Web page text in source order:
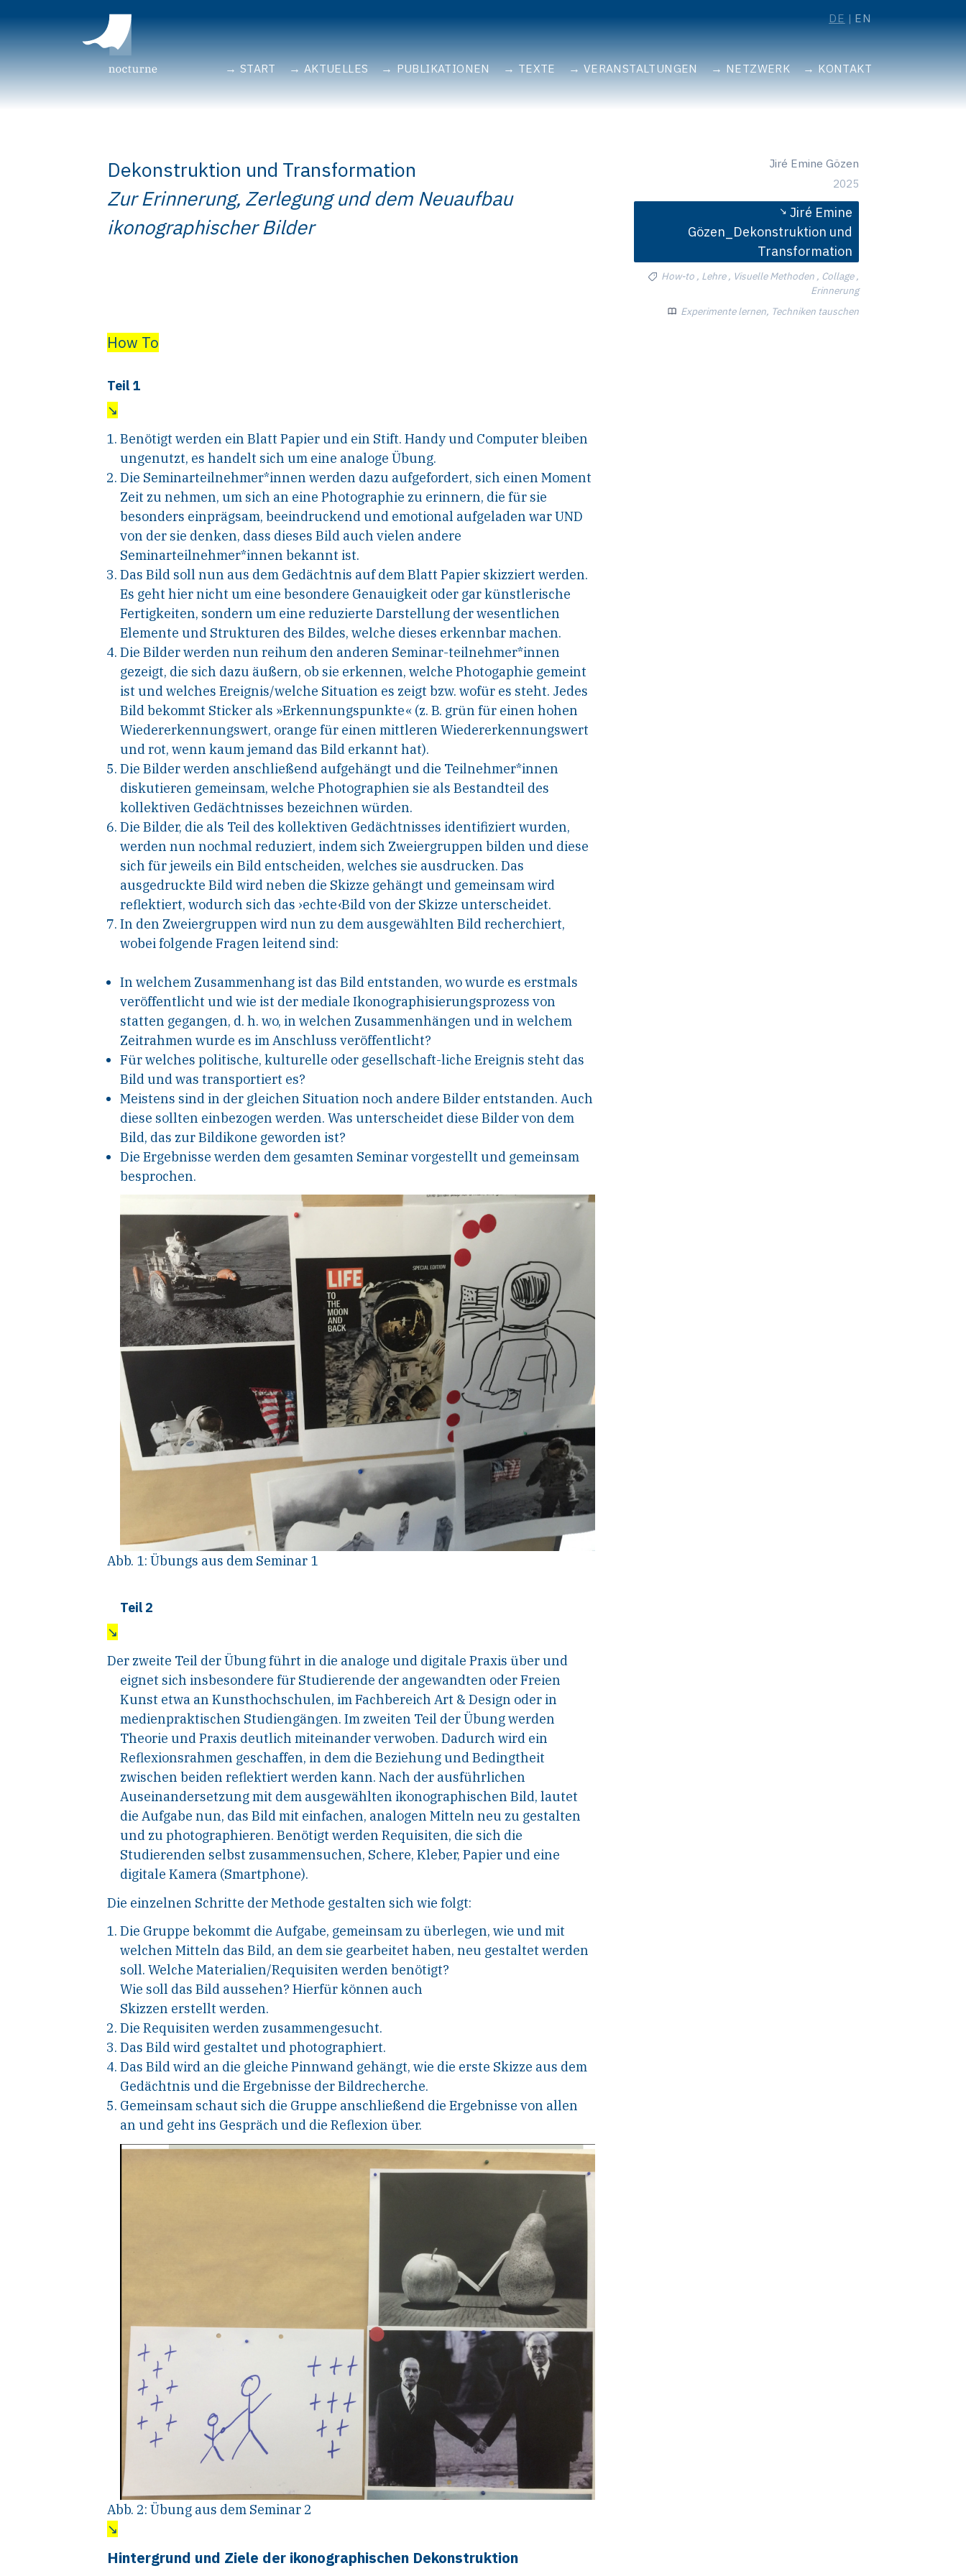
START AKTUELLES PUBLIKATIONEN TEXTE VERANSTALTUNGEN NETZWERK KONTAKT
DE EN
Dekonstruktion und Transformation
Zur Erinnerung, Zerlegung und dem Neuaufbau
ikonographischer Bilder
Jiré Emine Gözen
2025
Jiré Emine
Gözen_Dekonstruktion und
Transformation
How-to , Lehre , Visuelle Methoden , Collage ,
Erinnerung
Experimente lernen, Techniken tauschen
How To
Teil 1
↘
Benötigt werden ein Blatt Papier und ein Stift. Handy und Computer bleiben
ungenutzt, es handelt sich um eine analoge Übung.
Die Seminarteilnehmer*innen werden dazu aufgefordert, sich einen Moment
Zeit zu nehmen, um sich an eine Photographie zu erinnern, die für sie
besonders einprägsam, beeindruckend und emotional aufgeladen war UND
von der sie denken, dass dieses Bild auch vielen andere
Seminarteilnehmer*innen bekannt ist.
Das Bild soll nun aus dem Gedächtnis auf dem Blatt Papier skizziert werden.
Es geht hier nicht um eine besondere Genauigkeit oder gar künstlerische
Fertigkeiten, sondern um eine reduzierte Darstellung der wesentlichen
Elemente und Strukturen des Bildes, welche dieses erkennbar machen.
Die Bilder werden nun reihum den anderen Seminar-teilnehmer*innen
gezeigt, die sich dazu äußern, ob sie erkennen, welche Photogaphie gemeint
ist und welches Ereignis/welche Situation es zeigt bzw. wofür es steht. Jedes
Bild bekommt Sticker als »Erkennungspunkte« (z. B. grün für einen hohen
Wiedererkennungswert, orange für einen mittleren Wiedererkennungswert
und rot, wenn kaum jemand das Bild erkannt hat).
Die Bilder werden anschließend aufgehängt und die Teilnehmer*innen
diskutieren gemeinsam, welche Photographien sie als Bestandteil des
kollektiven Gedächtnisses bezeichnen würden.
Die Bilder, die als Teil des kollektiven Gedächtnisses identifiziert wurden,
werden nun nochmal reduziert, indem sich Zweiergruppen bilden und diese
sich für jeweils ein Bild entscheiden, welches sie ausdrucken. Das
ausgedruckte Bild wird neben die Skizze gehängt und gemeinsam wird
reflektiert, wodurch sich das ›echte‹Bild von der Skizze unterscheidet.
In den Zweiergruppen wird nun zu dem ausgewählten Bild recherchiert,
wobei folgende Fragen leitend sind:
In welchem Zusammenhang ist das Bild entstanden, wo wurde es erstmals
veröffentlicht und wie ist der mediale Ikonographisierungsprozess von
statten gegangen, d. h. wo, in welchen Zusammenhängen und in welchem
Zeitrahmen wurde es im Anschluss veröffentlicht?
Für welches politische, kulturelle oder gesellschaft-liche Ereignis steht das
Bild und was transportiert es?
Meistens sind in der gleichen Situation noch andere Bilder entstanden. Auch
diese sollten einbezogen werden. Was unterscheidet diese Bilder von dem
Bild, das zur Bildikone geworden ist?
Die Ergebnisse werden dem gesamten Seminar vorgestellt und gemeinsam
besprochen.
Abb. 1: Übungs aus dem Seminar 1
Teil 2
↘
Der zweite Teil der Übung führt in die analoge und digitale Praxis über und
eignet sich insbesondere für Studierende der angewandten oder Freien
Kunst etwa an Kunsthochschulen, im Fachbereich Art & Design oder in
medienpraktischen Studiengängen. Im zweiten Teil der Übung werden
Theorie und Praxis deutlich miteinander verwoben. Dadurch wird ein
Reflexionsrahmen geschaffen, in dem die Beziehung und Bedingtheit
zwischen beiden reflektiert werden kann. Nach der ausführlichen
Auseinandersetzung mit dem ausgewählten ikonographischen Bild, lautet
die Aufgabe nun, das Bild mit einfachen, analogen Mitteln neu zu gestalten
und zu photographieren. Benötigt werden Requisiten, die sich die
Studierenden selbst zusammensuchen, Schere, Kleber, Papier und eine
digitale Kamera (Smartphone).
Die einzelnen Schritte der Methode gestalten sich wie folgt:
Die Gruppe bekommt die Aufgabe, gemeinsam zu überlegen, wie und mit
welchen Mitteln das Bild, an dem sie gearbeitet haben, neu gestaltet werden
soll. Welche Materialien/Requisiten werden benötigt?
Wie soll das Bild aussehen? Hierfür können auch
Skizzen erstellt werden.
Die Requisiten werden zusammengesucht.
Das Bild wird gestaltet und photographiert.
Das Bild wird an die gleiche Pinnwand gehängt, wie die erste Skizze aus dem
Gedächtnis und die Ergebnisse der Bildrecherche.
Gemeinsam schaut sich die Gruppe anschließend die Ergebnisse von allen
an und geht ins Gespräch und die Reflexion über.
Abb. 2: Übung aus dem Seminar 2
↘
Hintergrund und Ziele der ikonographischen Dekonstruktion